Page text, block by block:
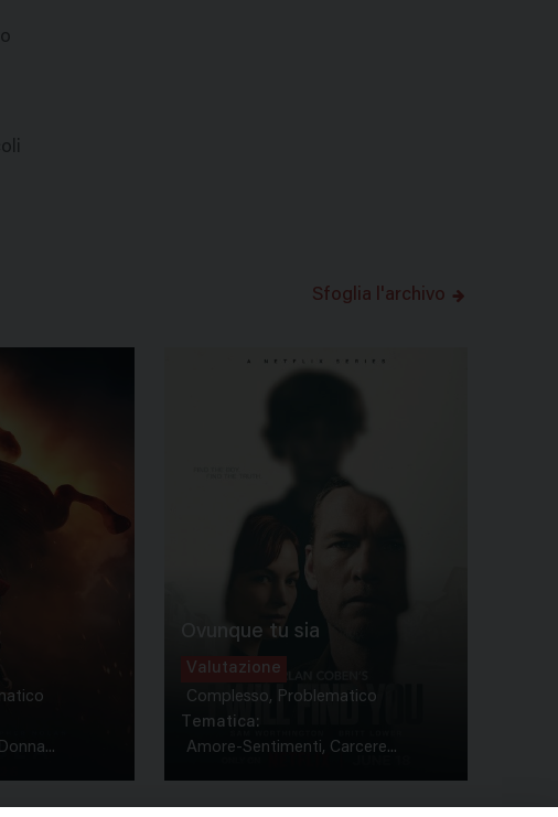
Sfoglia l'archivo
Ovunque tu sia
Valutazione
Complesso, Problematico
Tematica:
Amore-Sentimenti, Carcere...